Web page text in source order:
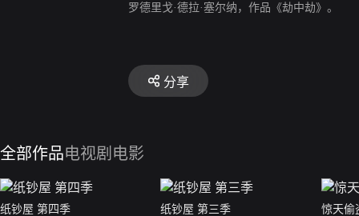
罗德里戈·德拉·塞尔纳，作品《劫中劫》。
分享
全部作品电视剧 电影
纸钞屋 第四季
纸钞屋 第三季
惊天偷